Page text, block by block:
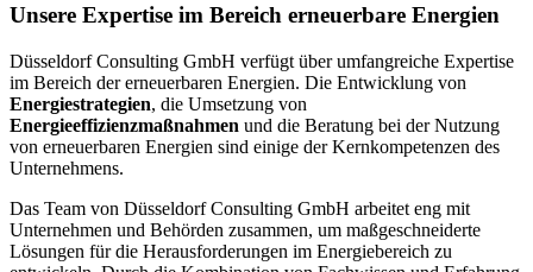
Unsere Expertise im Bereich erneuerbare Energien
Düsseldorf Consulting GmbH verfügt über umfangreiche Expertise
im Bereich der erneuerbaren Energien. Die Entwicklung von
Energiestrategien, die Umsetzung von
Energieeffizienzmaßnahmen und die Beratung bei der Nutzung
von erneuerbaren Energien sind einige der Kernkompetenzen des
Unternehmens.
Das Team von Düsseldorf Consulting GmbH arbeitet eng mit
Unternehmen und Behörden zusammen, um maßgeschneiderte
Lösungen für die Herausforderungen im Energiebereich zu